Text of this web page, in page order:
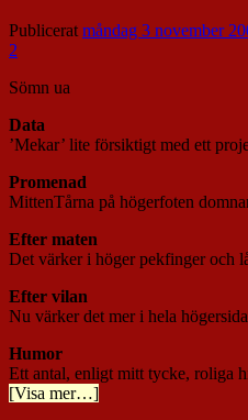
Publicerat måndag 3 november
2
Sömn ua
Data
’Mekar’ lite försiktigt med ett
Promenad
MittenTårna på högerfoten
Efter maten
Det värker i höger pekfinger och
Efter vilan
Nu värker det mer i hela
Humor
Ett antal, enligt mitt tycke, roliga
[Visa mer…]